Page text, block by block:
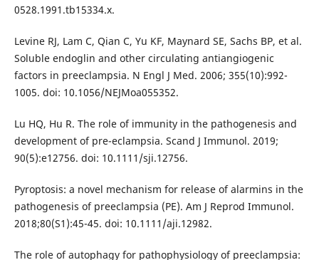
0528.1991.tb15334.x.
Levine RJ, Lam C, Qian C, Yu KF, Maynard SE, Sachs BP, et al.
Soluble endoglin and other circulating antiangiogenic
factors in preeclampsia. N Engl J Med. 2006; 355(10):992-
1005. doi: 10.1056/NEJMoa055352.
Lu HQ, Hu R. The role of immunity in the pathogenesis and
development of pre-eclampsia. Scand J Immunol. 2019;
90(5):e12756. doi: 10.1111/sji.12756.
Pyroptosis: a novel mechanism for release of alarmins in the
pathogenesis of preeclampsia (PE). Am J Reprod Immunol.
2018;80(S1):45-45. doi: 10.1111/aji.12982.
The role of autophagy for pathophysiology of preeclampsia: